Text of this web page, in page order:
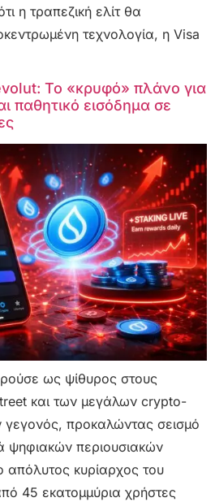
η τραπεζική ελίτ θα
τεχνολογία, η Visa
Το «κρυφό» πλάνο για
παθητικό εισόδημα σε
ως ψίθυρος στους
και των μεγάλων crypto-
γεγονός, προκαλώντας σεισμό
ψηφιακών περιουσιακών
απόλυτος κυρίαρχος του
45 εκατομμύρια χρήστες